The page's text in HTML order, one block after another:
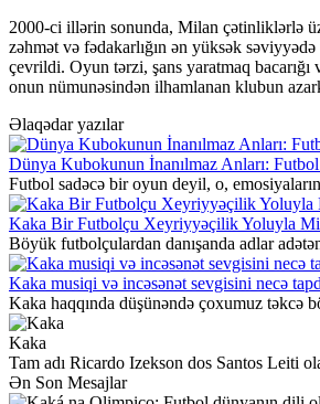
2000-ci illərin sonunda, Milan çətinliklərlə
zəhmət və fədakarlığın ən yüksək
çevrildi. Oyun tərzi, şans yaratmaq
onun nümunəsindən ilhamlanan klubun
Əlaqədar yazılar
Dünya Kubokunun İnanılmaz Anları:
Futbol sadəcə bir oyun deyil, o,
Kaka Bir Futbolçu Xeyriyyəçilik Yoluyla
Böyük futbolçulardan danışanda adlar
Kaka musiqi və incəsənət sevgisini necə
Kaka haqqında düşünəndə çoxumuz təkcə
Kaka
Tam adı Ricardo Izekson dos Santos Leiti
Ən Son Mesajlar